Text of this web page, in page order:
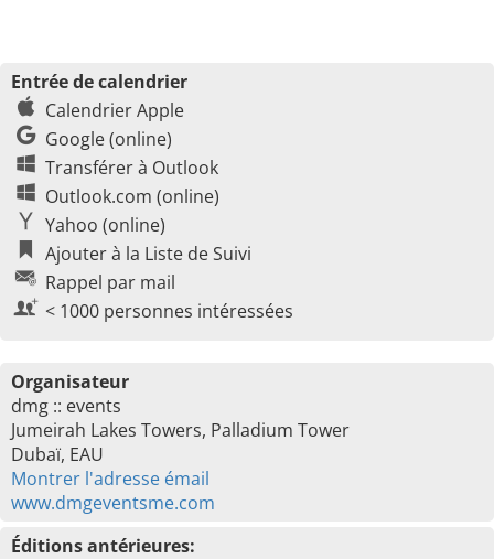
Entrée de calendrier
Calendrier Apple
Google (online)
Transférer à Outlook
Outlook.com (online)
Yahoo (online)
Ajouter à la Liste de Suivi
Rappel par mail
< 1000 personnes intéressées
Organisateur
dmg :: events
Jumeirah Lakes Towers, Palladium Tower
Dubaï, EAU
Montrer l'adresse émail
www.dmgeventsme.com
Éditions antérieures: